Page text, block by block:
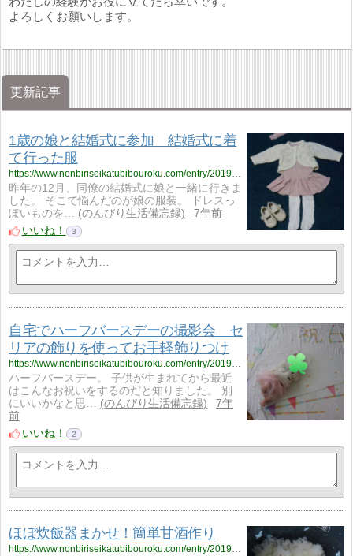
よろしくお願いします。
更新記事
1歳の娘と結婚式に参加 結婚式に着
て行った服
https://www.nonbiriseikatubibouroku.com/entry/2019/3/20/%E7%B5%90%E5%A9%9A%E5%BC%8F%E3%83%BB1%E6%AD%B3%E3%83%BB%E3%83%95%E3%82%A9%E3%83%BC%E3%83%9E%E3%83%AB%E6%9C%8D?utm_source=feed
昨年の12月、同僚の結婚式に娘と一緒に行きま
した。 そこで悩んだのが娘の服装。 ドレスっ
ぽいものを…
のんびり生活備忘録
7年前
いいね！
3
自宅でハーフバースデーの撮影会 セ
リアの飾りを使ってお手軽飾りつけ
https://www.nonbiriseikatubibouroku.com/entry/2019/3/18/%E3%83%8F%E3%83%BC%E3%83%95%E3%83%90%E3%83%BC%E3%82%B9%E3%83%87%E3%83%BC?utm_source=feed
ハーフバースデー。 子供が生まれてから最近
はこんなお祝いをするのだと知りました。 別
にいいかなと思…
のんびり生活備忘録
7年
前
いいね！
2
ほぼ炊飯器まかせ！簡単甘酒作り
https://www.nonbiriseikatubibouroku.com/entry/2019/3/15/%E7%82%8A%E9%A3%AF%E5%99%A8%E3%83%BB%E7%94%98%E9%85%92?utm_source=feed